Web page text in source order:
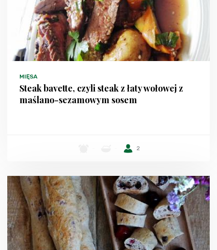
MIĘSA
Steak bavette, czyli steak z łaty wołowej z
maślano-sezamowym sosem
2